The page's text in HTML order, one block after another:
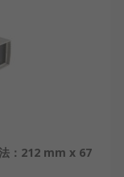
：212 mm x 67